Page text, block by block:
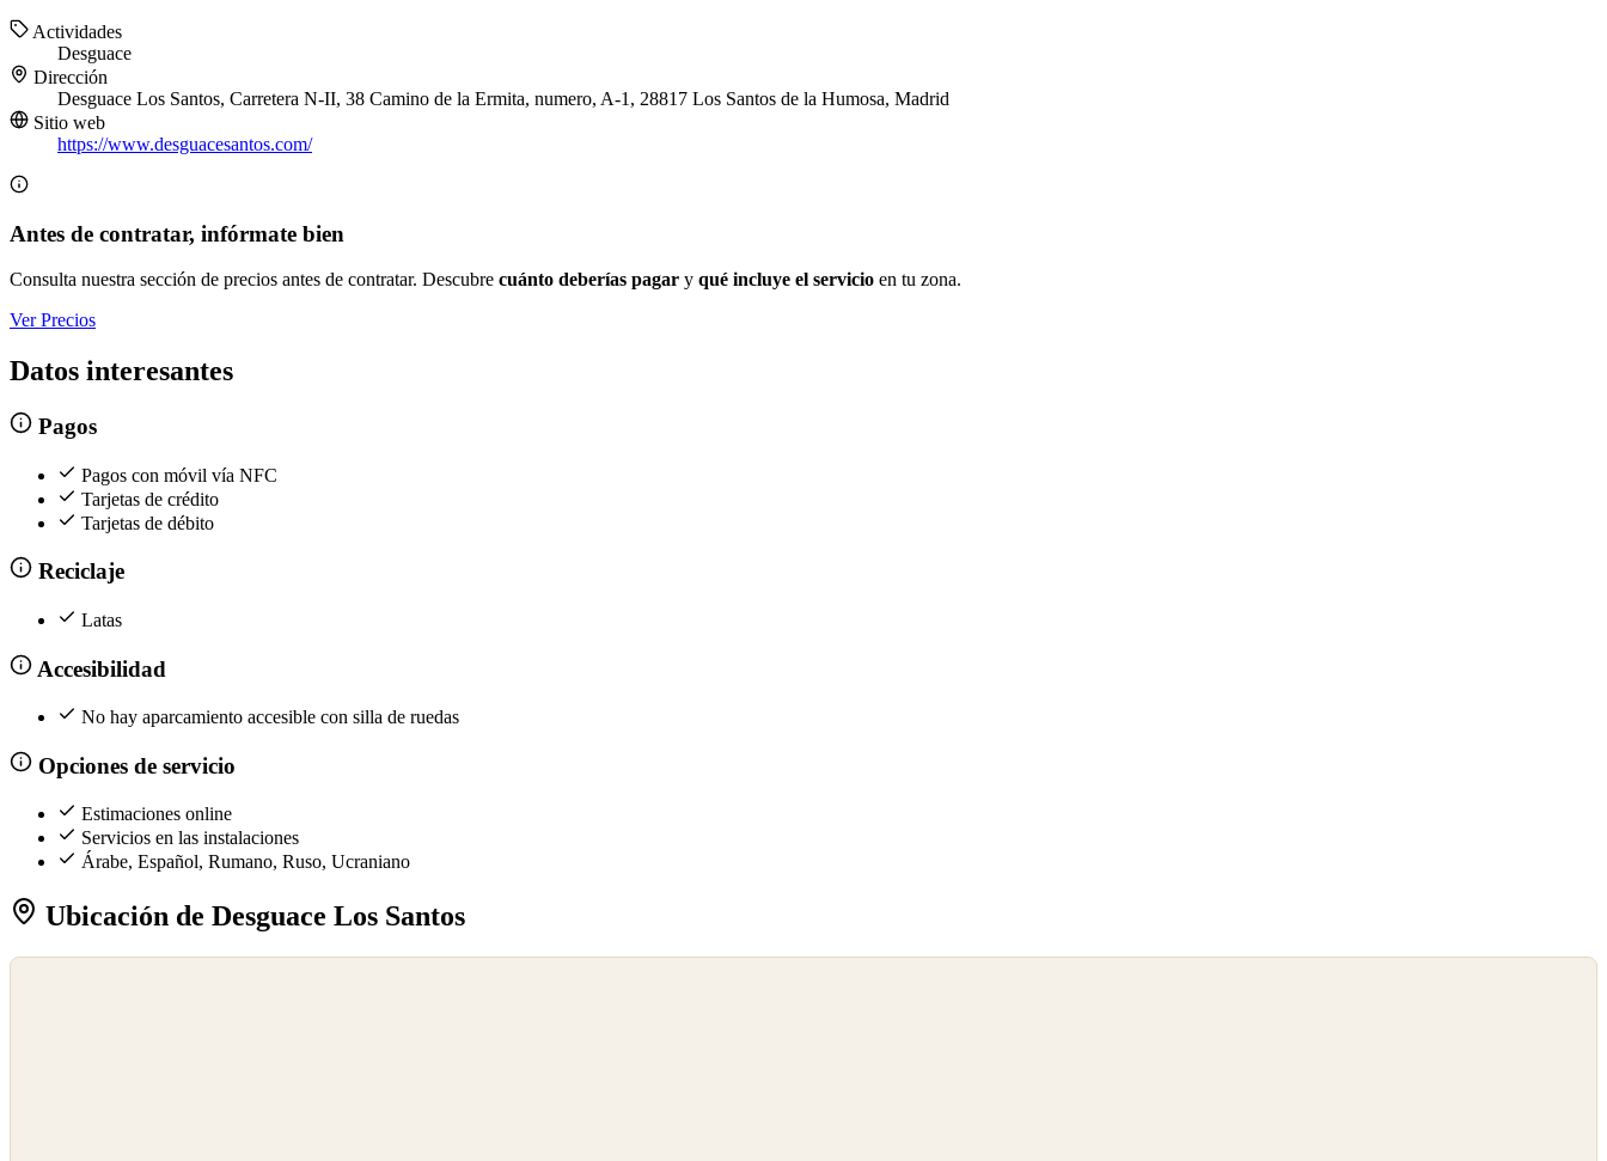
Actividades
Desguace
Dirección
Desguace Los Santos, Carretera N-II, 38 Camino de la Ermita, numero, A-1, 28817 Los Santos de la Humosa, Madrid
Sitio web
https://www.desguacesantos.com/
Antes de contratar, infórmate bien
Consulta nuestra sección de precios antes de contratar. Descubre cuánto deberías pagar y qué incluye el servicio en tu zona.
Ver Precios
Datos interesantes
Pagos
Pagos con móvil vía NFC
Tarjetas de crédito
Tarjetas de débito
Reciclaje
Latas
Accesibilidad
No hay aparcamiento accesible con silla de ruedas
Opciones de servicio
Estimaciones online
Servicios en las instalaciones
Árabe, Español, Rumano, Ruso, Ucraniano
Ubicación de Desguace Los Santos